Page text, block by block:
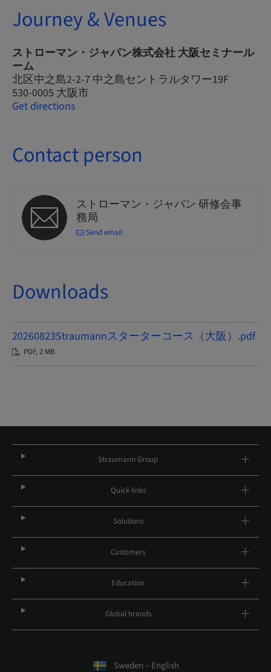
Journey & Venues
ストローマン・ジャパン株式会社 大阪セミナール
ーム
北区中之島2-2-7 中之島セントラルタワー19F
530-0005 大阪市
Get directions
Contact person
ストローマン・ジャパン 研修会事
務局
Send email
Downloads
20260823Straumannスターターコース（大阪）.pdf
PDF, 2 MB
Straumann Group
Quick links
Solutions
Customers
Education
Global brands
Sweden – English